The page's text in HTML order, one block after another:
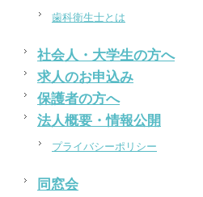
歯科衛生士とは
社会人・大学生の方へ
求人のお申込み
保護者の方へ
法人概要・情報公開
プライバシーポリシー
同窓会